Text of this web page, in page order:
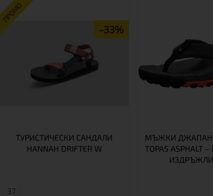
ПРОМО
-33%
ТУРИСТИЧЕСКИ САНДАЛИ
HANNAH DRIFTER W
37
МЪЖКИ
TOPAS